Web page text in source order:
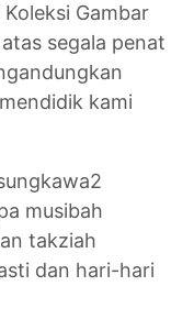
Gambar
segala penat
kami
musibah
takziah
dan hari-hari